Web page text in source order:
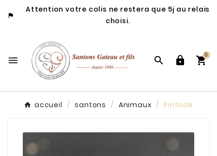

Attention votre colis ne restera que 5j au relais
choisi.
   
0
accueil santons Animaux Pintade